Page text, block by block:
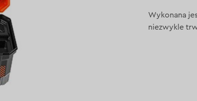
Wykonana
niezwykle